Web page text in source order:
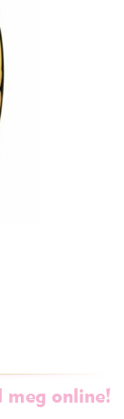
meg online!